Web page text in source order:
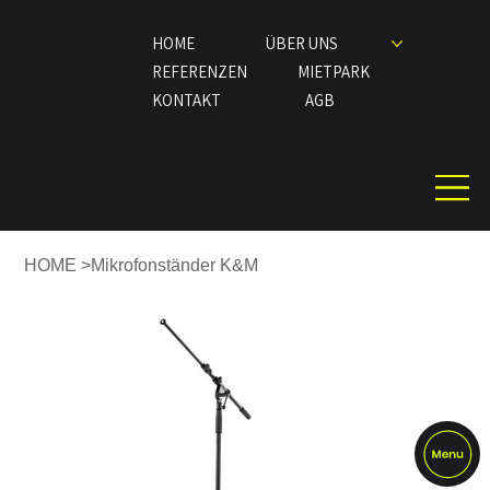
HOME
ÜBER UNS
REFERENZEN
MIETPARK
KONTAKT
AGB
HOME >Mikrofonständer K&M